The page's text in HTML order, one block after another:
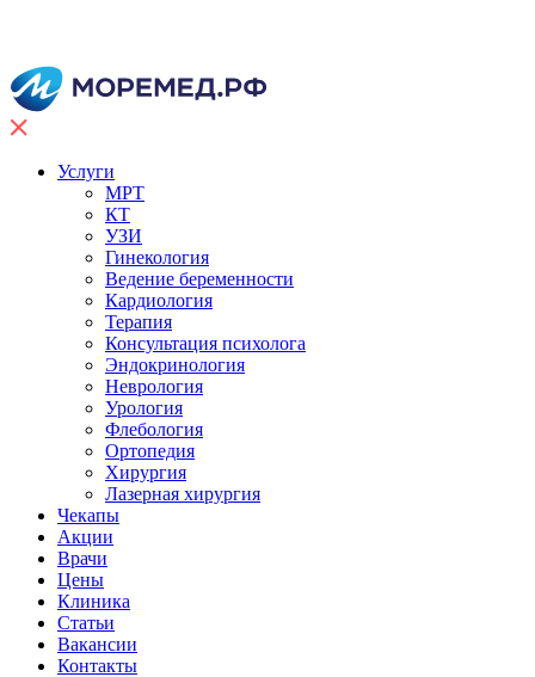
Услуги
МРТ
КТ
УЗИ
Гинекология
Ведение беременности
Кардиология
Терапия
Консультация психолога
Эндокринология
Неврология
Урология
Флебология
Ортопедия
Хирургия
Лазерная хирургия
Чекапы
Акции
Врачи
Цены
Клиника
Статьи
Вакансии
Контакты